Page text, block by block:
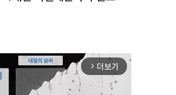
arrow_forward_ios 더보기